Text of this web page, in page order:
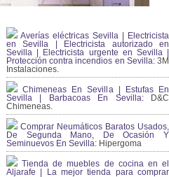
Averías eléctricas Sevilla | Electricista
en Sevilla | Electricista autorizado en
Sevilla | Electricista urgente en Sevilla |
Protección contra incendios en Sevilla:3M
Instalaciones.
Chimeneas En Sevilla | Estufas En
Sevilla | Barbacoas En Sevilla:D&C
Chimeneas.
Comprar Neumáticos Baratos Usados,
De Segunda Mano, De Ocasión Y
Seminuevos En Sevilla: Hipergoma
Tienda de muebles de cocina en el
Aljarafe | La mejor tienda para comprar